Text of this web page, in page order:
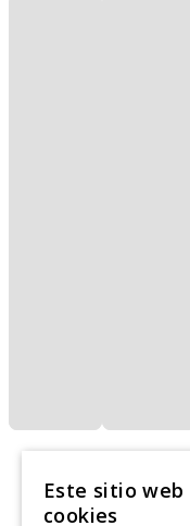
Este sitio
cookies